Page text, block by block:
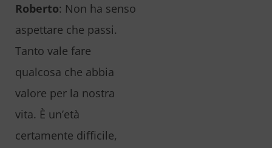
Roberto: Non ha senso
aspettare che passi.
Tanto vale fare
qualcosa che abbia
valore per la nostra
vita. È un’età
certamente difficile,